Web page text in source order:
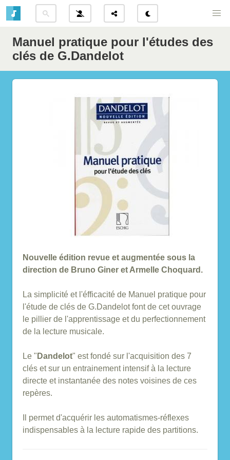
Manuel pratique pour l'études des
clés de G.Dandelot
Nouvelle édition revue et augmentée sous la
direction de Bruno Giner et Armelle Choquard.
La simplicité et l'éfficacité de Manuel pratique pour
l'étude de clés de G.Dandelot font de cet ouvrage
le pillier de l'apprentissage et du perfectionnement
de la lecture musicale.
Le " Dandelot" est fondé sur l'acquisition des 7
clés et sur un entrainement intensif à la lecture
directe et instantanée des notes voisines de ces
repères.
Il permet d'acquérir les automatismes-réflexes
indispensables à la lecture rapide des partitions.